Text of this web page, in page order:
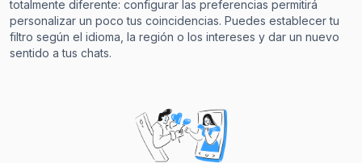
totalmente diferente: configurar las preferencias permitirá
personalizar un poco tus coincidencias. Puedes establecer tu
filtro según el idioma, la región o los intereses y dar un nuevo
sentido a tus chats.